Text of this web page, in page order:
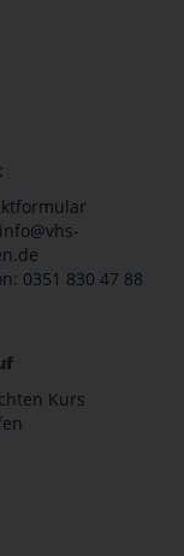
0351 830 47 88
Kurs